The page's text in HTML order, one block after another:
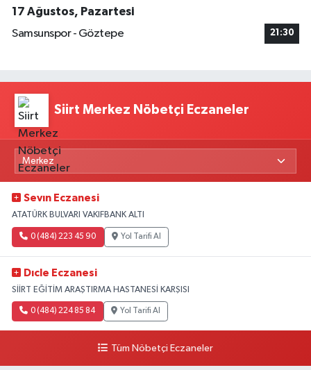
17 Ağustos, Pazartesi
Samsunspor - Göztepe
21:30
Siirt Merkez Nöbetçi Eczaneler
Sevın Eczanesi
ATATÜRK BULVARI VAKIFBANK ALTI
0 (484) 223 45 90 Yol Tarifi Al
Dıcle Eczanesi
SİİRT EĞİTİM ARAŞTIRMA HASTANESİ KARŞISI
0 (484) 224 85 84 Yol Tarifi Al
Tüm Nöbetçi Eczaneler